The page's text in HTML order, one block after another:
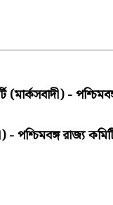
(মার্কসবাদী) -
- পশ্চিমবঙ্গ রাজ্য